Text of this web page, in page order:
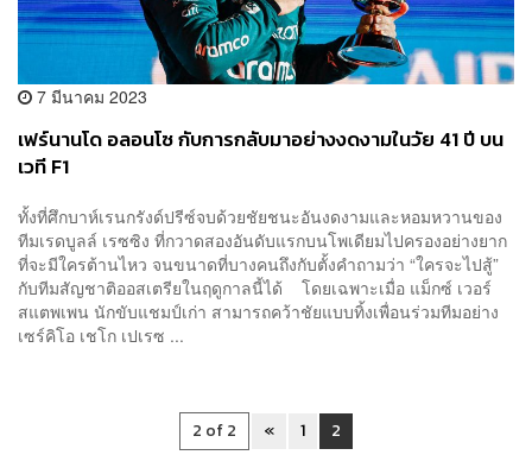
7 มีนาคม 2023
เฟร์นานโด อลอนโซ กับการกลับมาอย่างงดงามในวัย 41 ปี บน
เวที F1
ทั้งที่ศึกบาห์เรนกรังด์ปรีซ์จบด้วยชัยชนะอันงดงามและหอมหวานของ
ทีมเรดบูลล์ เรซซิง ที่กวาดสองอันดับแรกบนโพเดียมไปครองอย่างยาก
ที่จะมีใครต้านไหว จนขนาดที่บางคนถึงกับตั้งคำถามว่า “ใครจะไปสู้”
กับทีมสัญชาติออสเตรียในฤดูกาลนี้ได้ โดยเฉพาะเมื่อ แม็กซ์ เวอร์
สแตพเพน นักขับแชมป์เก่า สามารถคว้าชัยแบบทิ้งเพื่อนร่วมทีมอย่าง
เซร์คิโอ เชโก เปเรซ ...
2 of 2 « 1 2